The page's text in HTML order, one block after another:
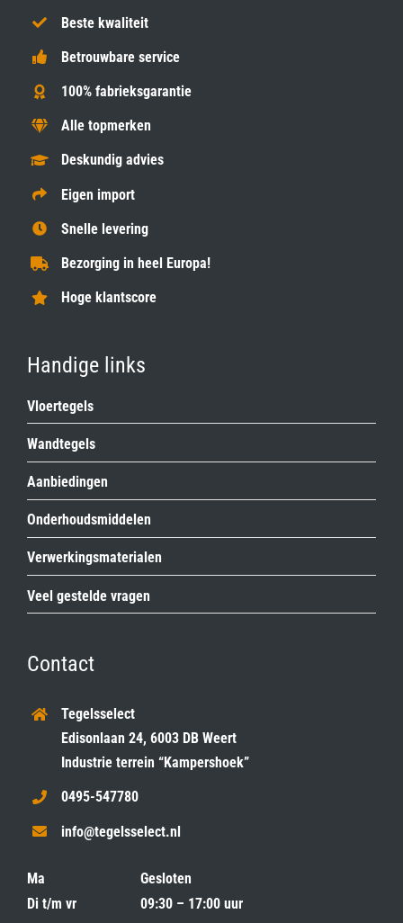
Beste kwaliteit
Betrouwbare service
100% fabrieksgarantie
Alle topmerken
Deskundig advies
Eigen import
Snelle levering
Bezorging in heel Europa!
Hoge klantscore
Handige links
Vloertegels
Wandtegels
Aanbiedingen
Onderhoudsmiddelen
Verwerkingsmaterialen
Veel gestelde vragen
Contact
Tegelsselect
Edisonlaan 24, 6003 DB Weert
Industrie terrein “Kampershoek”
0495-547780
info@tegelsselect.nl
Ma
Gesloten
Di t/m vr
09:30 – 17:00 uur